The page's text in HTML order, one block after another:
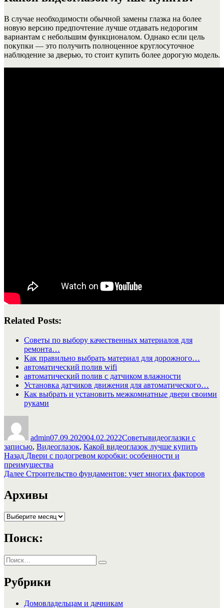
В случае необходимости обычной замены глазка на более
новую версию предпочтение лучше отдавать недорогим
вариантам с небольшим функционалом. Однако если цель
покупки — это получить полноценное круглосуточное
наблюдение за дверью, то стоит купить более дорогую модель.
Related Posts:
Советы по выбору качественных материалов для
ремонта…
Как правильно выбрать материал для дорожного…
автоматический полив wifi
автоматический полив с датчиком влажности
Установка датчиков движения для автоматического…
Как выбрать и установить межкомнатные двери своими
руками
admin07.09.202004.02.2022Советывидеоглазки с
записью, Видеоглазок, Какой видеоглазок лучше купить
Навигация
по
Назад Предыдущая
запись:
Двери с подогревом коробки: особенности и
преимущества
Далее Следующая
Строительство фундаментов: учет многих факторов
Архивы
Архивы
Поиск:
Искать:
Поиск
Рубрики
Домовладельцам и дачникам